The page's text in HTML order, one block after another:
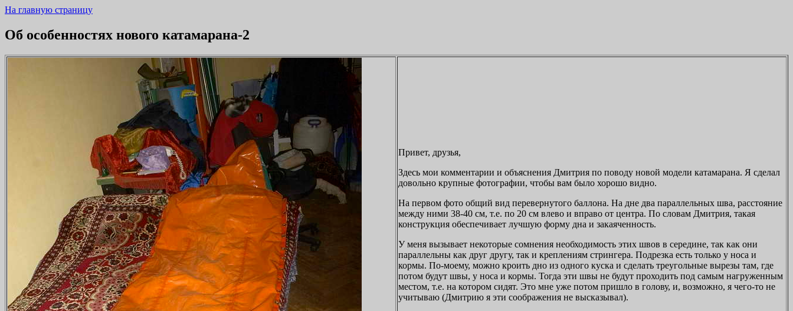
На главную страницу
Об особенностях нового катамарана-2
Привет, друзья,
Здесь мои комментарии и объяснения Дмитрия по поводу новой модели катамарана. Я сделал
довольно крупные фотографии, чтобы вам было хорошо видно.
На первом фото общий вид перевернутого баллона. На дне два параллельных шва, расстояние
между ними 38-40 см, т.е. по 20 см влево и вправо от центра. По словам Дмитрия, такая
конструкция обеспечивает лучшую форму дна и закаяченность.
У меня вызывает некоторые сомнения необходимость этих швов в середине, так как они
параллельны как друг другу, так и креплениям стрингера. Подрезка есть только у носа и
кормы. По-моему, можно кроить дно из одного куска и сделать треугольные вырезы там, где
потом будут швы, у носа и кормы. Тогда эти швы не будут проходить под самым нагруженным
местом, т.е. на котором сидят. Это мне уже потом пришло в голову, и, возможно, я чего-то не
учитываю (Дмитрию я эти соображения не высказывал).